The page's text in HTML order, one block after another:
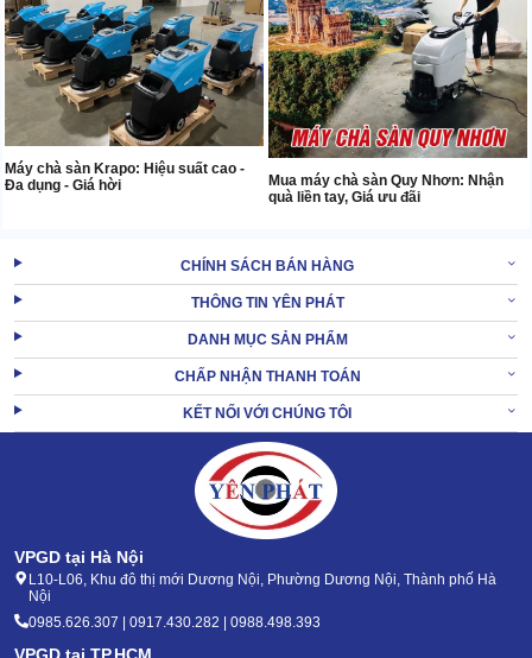
Máy chà sàn Krapo: Hiệu suất cao -
Đa dụng - Giá hời
Mua máy chà sàn Quy Nhơn: Nhận
quà liền tay, Giá ưu đãi
CHÍNH SÁCH BÁN HÀNG
THÔNG TIN YÊN PHÁT
DANH MỤC SẢN PHẨM
CHẤP NHẬN THANH TOÁN
KẾT NỐI VỚI CHÚNG TÔI
VPGD tại Hà Nội
L10-L06, Khu đô thị mới Dương Nội, Phường Dương Nội, Thành phố Hà
Nội
0985.626.307 | 0917.430.282 | 0988.498.393